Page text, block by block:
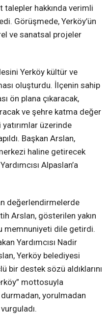
talepler hakkında verimli
Görüşmede, Yerköy’ün
ve sanatsal projeler
Yerköy kültür ve
oluşturdu. İlçenin sahip
ön plana çıkaracak,
ve şehre katma değer
üzerinde
Başkan Arslan,
haline getirecek
Alpaslan’a
değerlendirmelerde
Arslan, gösterilen yakın
memnuniyeti dile getirdi.
Yardımcısı Nadir
Yerköy belediyesi
bir destek sözü aldıklarını
mottosuyla
durmadan, yorulmadan